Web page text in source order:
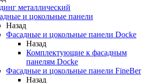
металлический
и цокольные панели
Назад
Фасадные и цокольные панели Docke
Назад
Комплектующие к фасадным
панелям Docke
Фасадные и цокольные панели FineBer
Назад